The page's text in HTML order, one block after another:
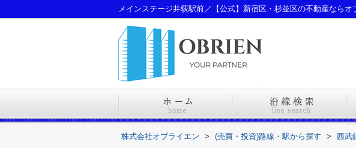
メインステージ井荻駅前／【公式】新宿区・杉並区の不動産ならオ
株式会社オブライエン > (売買・投資)路線・駅から探す > 西武